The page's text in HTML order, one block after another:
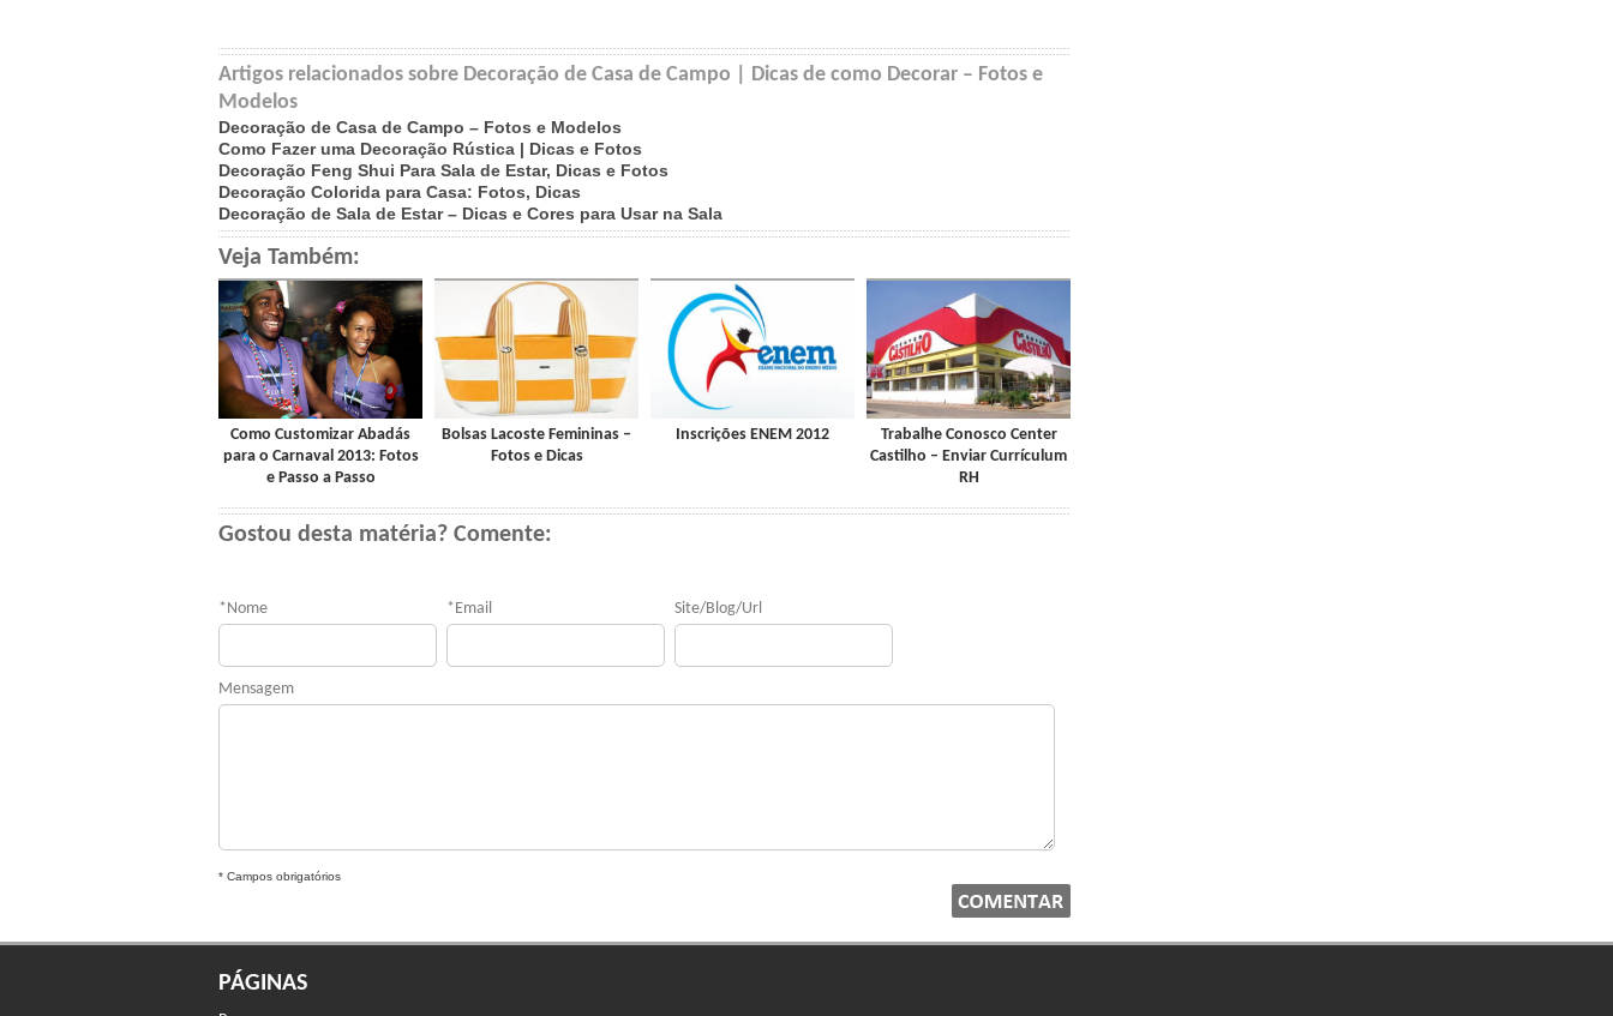
Artigos relacionados sobre Decoração de Casa de Campo | Dicas de como Decorar – Fotos e
Modelos
Decoração de Casa de Campo – Fotos e Modelos
Como Fazer uma Decoração Rústica | Dicas e Fotos
Decoração Feng Shui Para Sala de Estar, Dicas e Fotos
Decoração Colorida para Casa: Fotos, Dicas
Decoração de Sala de Estar – Dicas e Cores para Usar na Sala
Veja Também:
Como Customizar Abadás
para o Carnaval 2013: Fotos
e Passo a Passo
Bolsas Lacoste Femininas –
Fotos e Dicas
Inscrições ENEM 2012
Trabalhe Conosco Center
Castilho – Enviar Currículum
RH
Gostou desta matéria? Comente:
* Nome * Email Site/Blog/Url
Mensagem
* Campos obrigatórios
PÁGINAS